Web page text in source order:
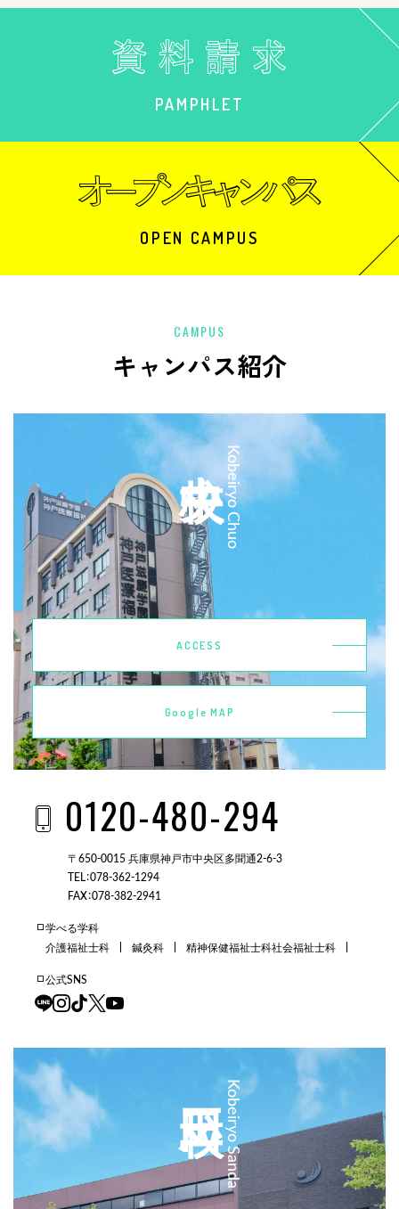
PAMPHLET
OPEN CAMPUS
CAMPUS
キャンパス紹介
Kobeiryo Chuo
ACCESS
Google MAP
0120-480-294
〒650-0015 兵庫県神戸市中央区多聞通2-6-3
TEL：078-362-1294
FAX：078-382-2941
学べる学科
介護福祉士科
鍼灸科 精神保健福祉士科社会福祉士科
公式SNS
Kobeiryo Sanda